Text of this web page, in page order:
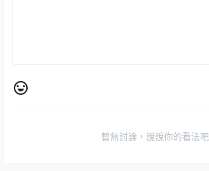
暫無討論，說說你的看法吧